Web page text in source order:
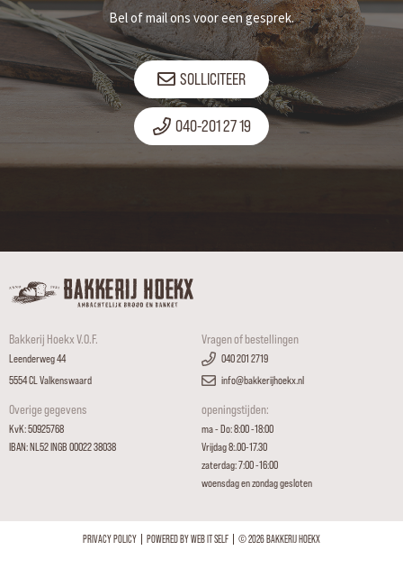
Bel of mail ons voor een gesprek.
SOLLICITEER
040-201 27 19
Bakkerij Hoekx V.O.F.
Leenderweg 44
5554 CL Valkenswaard
Overige gegevens
KvK: 50925768
IBAN: NL52 INGB 00022 38038
Vragen of bestellingen
040 201 2719
info@bakkerijhoekx.nl
openingstijden:
ma - Do: 8:00 -18:00
Vrijdag 8:.00-17.30
zaterdag: 7:00 -16:00
woensdag en zondag gesloten
PRIVACY POLICY POWERED BYWEB IT SELF ©2026 BAKKERIJ HOEKX